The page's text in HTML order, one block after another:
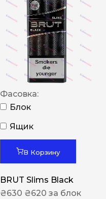
Фасовка:
Блок
Ящик
В Корзину
BRUT Slims Black
₴630 ₴620 за блок